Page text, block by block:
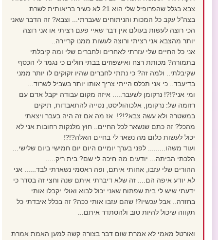
צבא בגלל שהפרופיל שלי הוא 21 לא כשיר בריאותית לשרת
בצה"ל עקב כל המכות והניתוחים שעברתי... וצבא? זה הדבר שאני
הכי רוצה לעשות בעולם אין דבר שאיי פעם רציתי או אני רוצה
יותר מהצבא אני רציתי ורוצה לעשות ממנו קריירה..
אני כל החיים שלי עזרתי לאחרים ולחברים שלי ומה קיבלתי
בתמורה? מכותת רצח ואישפוזים בבתי חולים כי נגמר לי הכסף
שקיבלתי.. ולמה זה? כי נתתי לחברים שהיו זקוקים לו יותר ממני
בדיעבד.. כי אני תכלס הייתי צריך אותו יותר בשביל לשרוד...
ומי אני?!?! נרקומן לשעבר..... איזה מקום עבודה יקבל אדם עם
רזומה של: נרקומן, אלכוהוליסט, נטייה להתאבדות, תיקים
במשטרה ולא עשה צבא?!?! אז מה אם זה היה בעבר ויצאתי
מהכל? זה כתם שנשאר לכל החיים.. חוץ מלנקות רחובות אני לא
יכול לעשות כלום מה נשאר לי בחיים האלה?!?!
ועוד משהו......... לפני בערך יומיים היום יום חמישי ביום שלישי...
הלכתי הביתה... יודעים מה חיכה לי שם? בית ריק.....
ההורים שלי עזבו, אחותי איתם, ופה ראסמי נשארתי לבד...... אני
לא יודע איפה הם.... זה שלא דיברתי איתם שנה וחצי זה בסדר כי
ידעתי שיש לי בית שפתוח שאני יכול לבוא ואולי יקבלו אותי
בחזרה.. אבל עכשיו?! שהם עזבו אותי ככה? זה בכלל איבדתי כל
תקווה שיכול להיות טוב ולהסתדר איתם...
ואורטל מאמי לא אמרת שום דבר בצורה קשה למען האמת אמרת